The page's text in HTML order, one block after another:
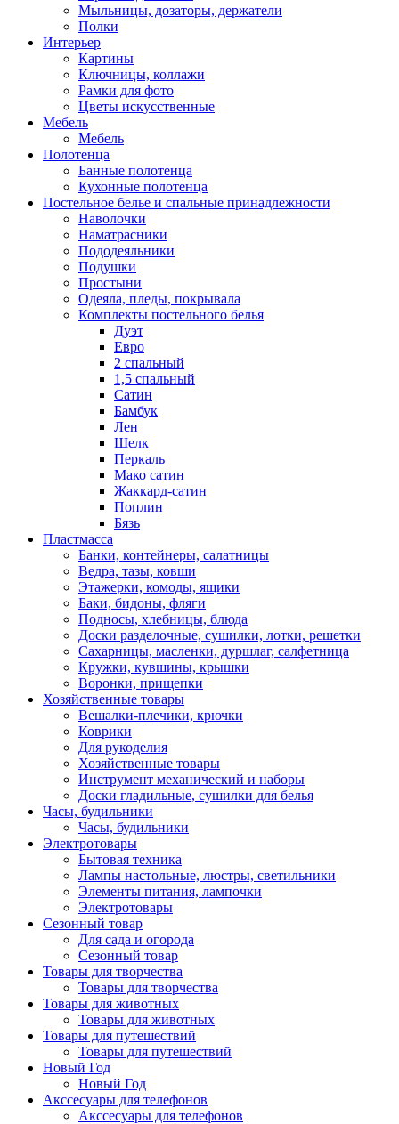
Мыльницы, дозаторы, держатели
Полки
Интерьер
Картины
Ключницы, коллажи
Рамки для фото
Цветы искусственные
Мебель
Мебель
Полотенца
Банные полотенца
Кухонные полотенца
Постельное белье и спальные принадлежности
Наволочки
Наматрасники
Пододеяльники
Подушки
Простыни
Одеяла, пледы, покрывала
Комплекты постельного белья
Дуэт
Евро
2 спальный
1,5 спальный
Сатин
Бамбук
Лен
Шелк
Перкаль
Мако сатин
Жаккард-сатин
Поплин
Бязь
Пластмасса
Банки, контейнеры, салатницы
Ведра, тазы, ковши
Этажерки, комоды, ящики
Баки, бидоны, фляги
Подносы, хлебницы, блюда
Доски разделочные, сушилки, лотки, решетки
Сахарницы, масленки, дуршлаг, салфетница
Кружки, кувшины, крышки
Воронки, прищепки
Хозяйственные товары
Вешалки-плечики, крючки
Коврики
Для рукоделия
Хозяйственные товары
Инструмент механический и наборы
Доски гладильные, сушилки для белья
Часы, будильники
Часы, будильники
Электротовары
Бытовая техника
Лампы настольные, люстры, светильники
Элементы питания, лампочки
Электротовары
Сезонный товар
Для сада и огорода
Сезонный товар
Товары для творчества
Товары для творчества
Товары для животных
Товары для животных
Товары для путешествий
Товары для путешествий
Новый Год
Новый Год
Акссесуары для телефонов
Акссесуары для телефонов